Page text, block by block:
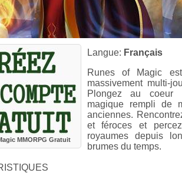
MMORPG Gratuit
Langue: Français
Runes of Magic
massivement multi-
Plongez au coeur
magique rempli de
anciennes.
et féroces et
royaumes depuis
brumes du temps.